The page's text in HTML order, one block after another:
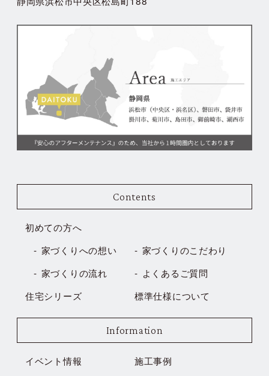
Contents
初めての方へ
家づくりへの想い
家づくりのこだわり
家づくりの流れ
よくあるご質問
住宅シリーズ
標準仕様について
Information
イベント情報
施工事例